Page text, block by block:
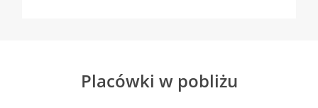
Placówki w pobliżu